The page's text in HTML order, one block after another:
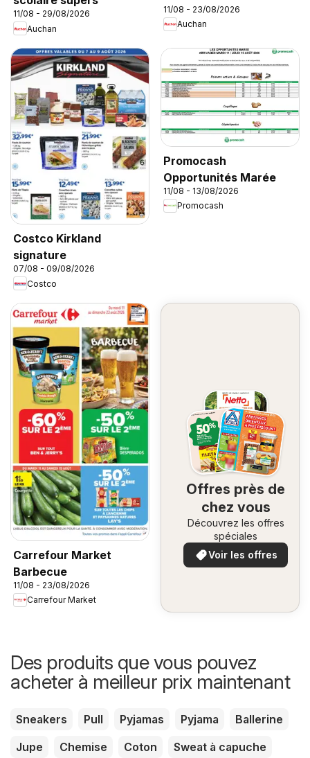
11/08 - 29/08/2026
Auchan
11/08 - 23/08/2026
Auchan
Costco Kirkland
signature
07/08 - 09/08/2026
Costco
Promocash
Opportunités Marée
11/08 - 13/08/2026
Promocash
Carrefour Market
Barbecue
11/08 - 23/08/2026
Carrefour Market
Offres près de
chez vous
Découvrez les offres
spéciales
Voir les offres
Des produits que vous pouvez
acheter à meilleur prix maintenant
Sneakers Pull Pyjamas Pyjama
Ballerine
Jupe
Chemise Coton
Sweat à capuche